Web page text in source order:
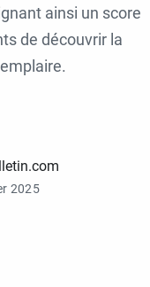
ainsi un score
de découvrir la
2025